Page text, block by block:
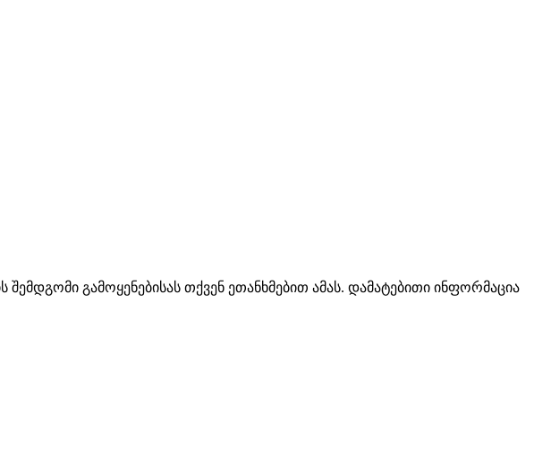
გამოყენებისას თქვენ ეთანხმებით ამას. დამატებითი ინფორმაცია